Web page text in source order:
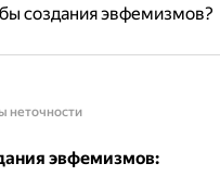
создания эвфемизмов?
неточности
эвфемизмов: